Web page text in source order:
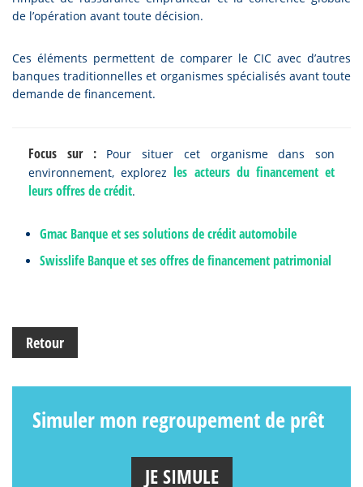
de l’opération avant toute décision.
Ces éléments permettent de comparer le CIC avec d’autres
banques traditionnelles et organismes spécialisés avant toute
demande de financement.
Focus sur :Pour situer cet organisme dans son
environnement, explorez les acteurs du financement et
leurs offres de crédit.
Gmac Banque et ses solutions de crédit automobile
Swisslife Banque et ses offres de financement patrimonial
Retour
Simuler mon regroupement de prêt
JE SIMULE